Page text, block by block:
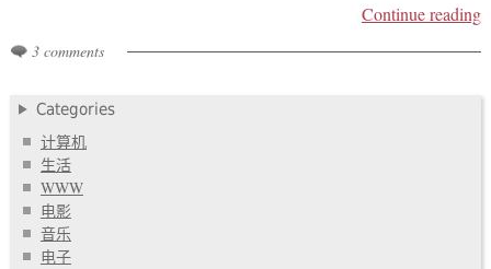
Continue reading
3 comments
Categories
计算机
生活
WWW
电影
音乐
电子